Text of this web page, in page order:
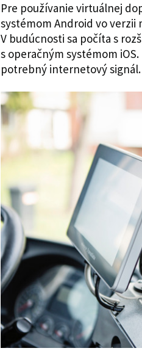
Pre používanie virtuálnej
systémom Android vo verzii
V budúcnosti sa počíta s
s operačným systémom
potrebný internetový signál.